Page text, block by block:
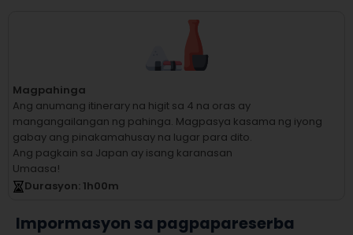
Magpahinga
Ang anumang itinerary na higit sa 4 na oras ay
mangangailangan ng pahinga. Magpasya kasama ng iyong
gabay ang pinakamahusay na lugar para dito.
Ang pagkain sa Japan ay isang karanasan
Umaasa!
Durasyon: 1h00m
Impormasyon sa pagpapareserba